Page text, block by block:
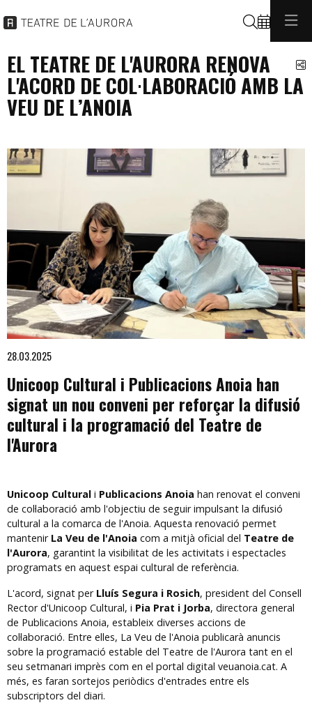
Cerca
EL TEATRE DE L'AURORA RENOVA
L'ACORD DE COL·LABORACIÓ AMB LA
VEU DE L’ANOIA
Diapositiva 1 de 1
28.03.2025
Unicoop Cultural i Publicacions Anoia han
signat un nou conveni per reforçar la difusió
cultural i la programació del Teatre de
l'Aurora
Unicoop Cultural i Publicacions Anoia han renovat el conveni
de col·laboració amb l'objectiu de seguir impulsant la difusió
cultural a la comarca de l'Anoia. Aquesta renovació permet
mantenir La Veu de l'Anoia com a mitjà oficial del Teatre de
l'Aurora, garantint la visibilitat de les activitats i espectacles
programats en aquest espai cultural de referència.
L'acord, signat per Lluís Segura i Rosich, president del Consell
Rector d'Unicoop Cultural, i Pia Prat i Jorba, directora general
de Publicacions Anoia, estableix diverses accions de
col·laboració. Entre elles, La Veu de l'Anoia publicarà anuncis
sobre la programació estable del Teatre de l'Aurora tant en el
seu setmanari imprès com en el portal digital veuanoia.cat. A
més, es faran sortejos periòdics d'entrades entre els
subscriptors del diari.